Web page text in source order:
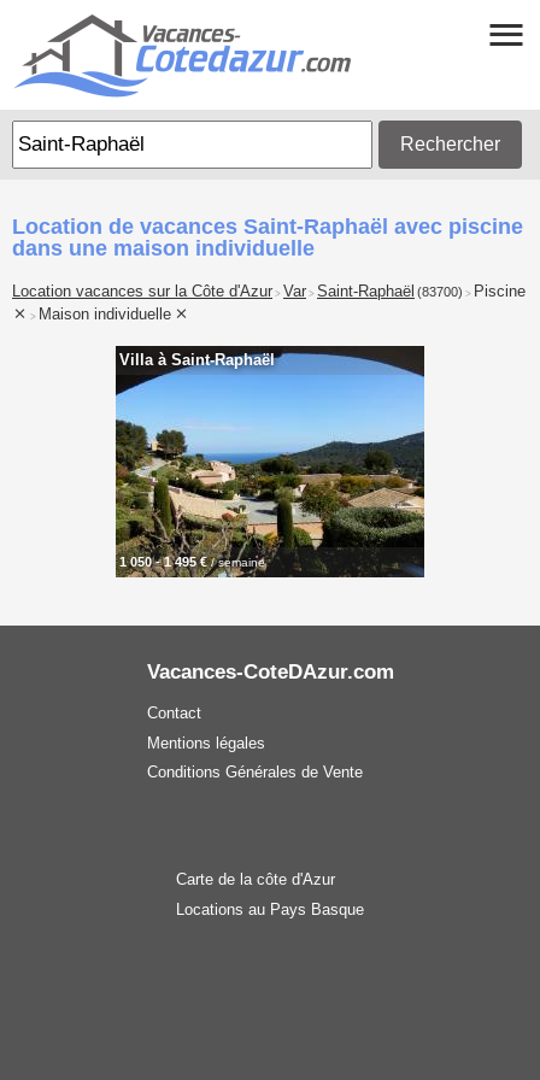
Rechercher
Location de vacances Saint-Raphaël avec piscine
dans une maison individuelle
Location vacances sur la Côte d'Azur > Var > Saint-Raphaël (83700) > Piscine
> Maison individuelle
Villa à Saint-Raphaël
1 050 - 1 495 €/ semaine
Vacances-CoteDAzur.com
Contact
Mentions légales
Conditions Générales de Vente
Carte de la côte d'Azur
Locations au Pays Basque